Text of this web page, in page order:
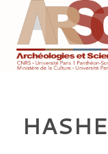
contenu